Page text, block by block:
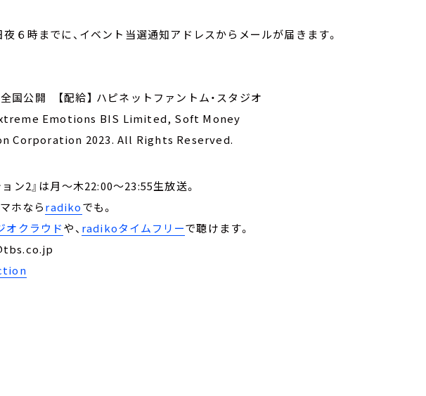
６時までに、イベント当選通知アドレスからメールが届きます。
国公開 【配給】 ハピネットファントム・スタジオ
Emotions BIS Limited, Soft Money
Corporation 2023. All Rights Reserved.
ン2』は月～木22:00～23:55生放送。
ホならradikoでも。
オクラウドや、 radikoタイムフリーで聴けます。